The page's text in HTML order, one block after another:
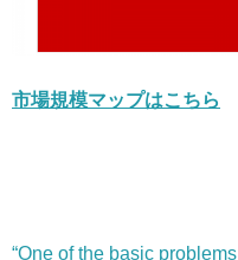
市場規模マップはこちら
“One of the basic